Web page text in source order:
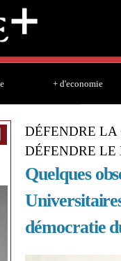
+ d'economie
DÉFENDRE LA
DÉFENDRE LE
Quelques
démocratie